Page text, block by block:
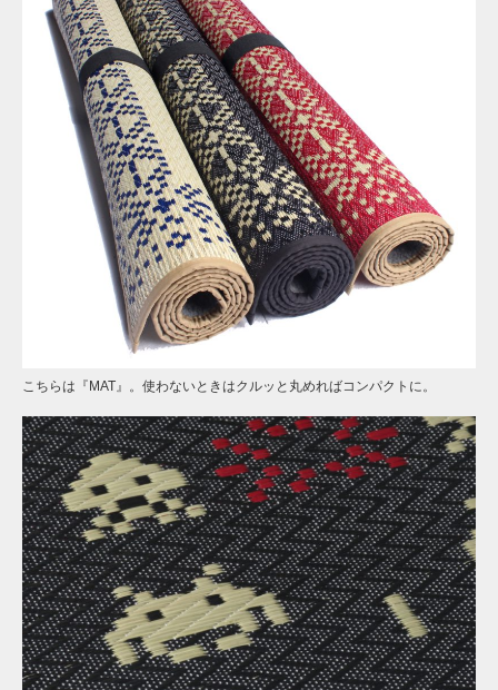
こちらは『MAT』。使わないときはクルッと丸めればコンパクトに。